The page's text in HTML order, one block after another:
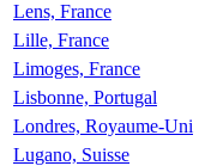
Lens, France
Lille, France
Limoges, France
Lisbonne, Portugal
Londres, Royaume-Uni
Lugano, Suisse